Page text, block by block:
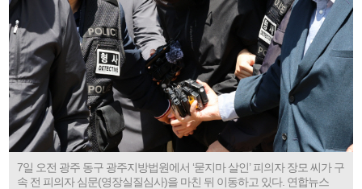
7일 오전 광주 동구 광주지방법원에서 ‘묻지마 살인’ 피의자 장모 씨가 구
속 전 피의자 심문(영장실질심사)을 마친 뒤 이동하고 있다. 연합뉴스